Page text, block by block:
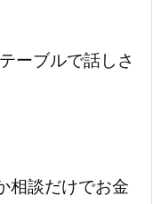
ーブルで話しさ
相談だけでお金